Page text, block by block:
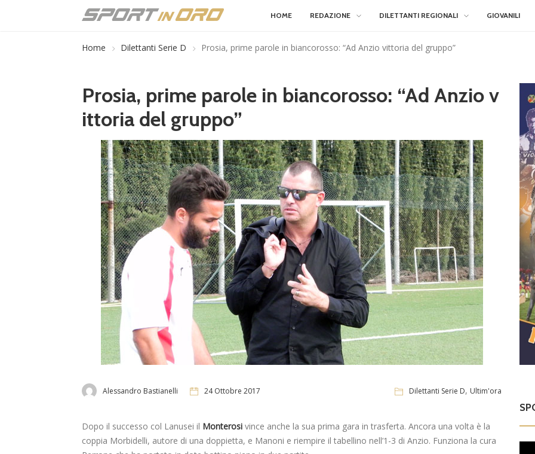
HOME REDAZIONE DILETTANTI REGIONALI GIOVANILI
Home Dilettanti Serie D Prosia, prime parole in biancorosso: “Ad Anzio vittoria del gruppo”
Prosia, prime parole in biancorosso: “Ad Anzio v
ittoria del gruppo”
Alessandro Bastianelli 24 Ottobre 2017 Dilettanti Serie D, Ultim'ora
Dopo il successo col Lanusei il Monterosi vince anche la sua prima gara in trasferta. Ancora una volta è la
coppia Morbidelli, autore di una doppietta, e Manoni e riempire il tabellino nell’1-3 di Anzio. Funziona la cura